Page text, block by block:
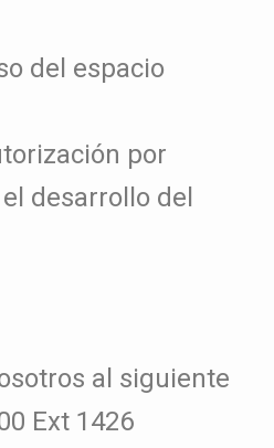
del espacio
por
desarrollo del
al siguiente
Ext 1426